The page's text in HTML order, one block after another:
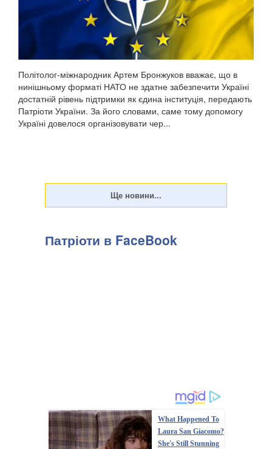
Політолог-міжнародник Артем Бронжуков вважає, що в
нинішньому форматі НАТО не здатне забезпечити Україні
достатній рівень підтримки як єдина інституція, передають
Патріоти України. За його словами, саме тому допомогу
Україні довелося організовувати чер...
Патріоти в FaceBook
What Happened To
Laura San Giacomo?
She's Still Stunning